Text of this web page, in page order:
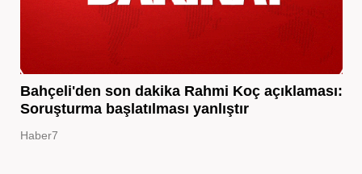
Bahçeli'den son dakika Rahmi Koç açıklaması:
Soruşturma başlatılması yanlıştır
Haber7